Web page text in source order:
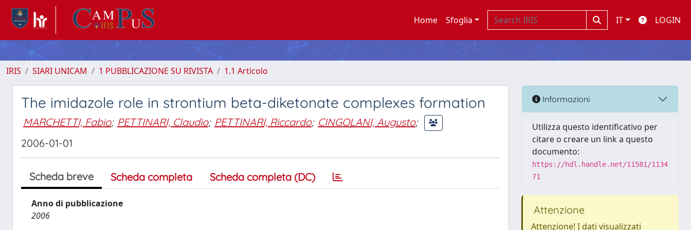
Home Sfoglia IT LOGIN
IRIS SIARI UNICAM 1 PUBBLICAZIONE SU RIVISTA 1.1 Articolo
The imidazole role in strontium beta-diketonate complexes formation
MARCHETTI, Fabio; PETTINARI, Claudio; PETTINARI, Riccardo; CINGOLANI, Augusto;
2006-01-01
Scheda breve Scheda completa Scheda completa (DC)
Anno di pubblicazione
2006
Informazioni
Utilizza questo identificativo per
citare o creare un link a questo
documento:
https://hdl.handle.net/11581/1134
71
Attenzione
Attenzione! I dati visualizzati